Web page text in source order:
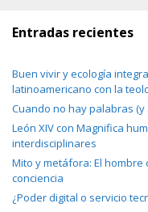
Entradas recientes
Buen vivir y ecología
latinoamericano con la
Cuando no hay palabras
León XIV con Magnifica
interdisciplinares
Mito y metáfora: El
conciencia
¿Poder digital o servicio